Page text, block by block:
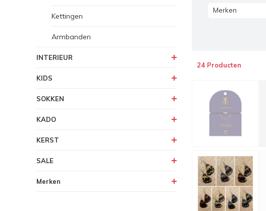
Kettingen
Armbanden
INTERIEUR
KIDS
SOKKEN
KADO
KERST
SALE
Merken
Merken
24 Producten